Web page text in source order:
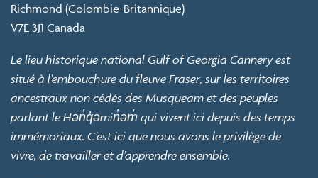
Richmond (Colombie-Britannique)
V7E 3J1 Canada
Le lieu historique national Gulf of Georgia Cannery est
situé à l’embouchure du fleuve Fraser, sur les territoires
ancestraux non cédés des Musqueam et des peuples
parlant le Hən̓q̓əmin̓əm̓ qui vivent ici depuis des temps
immémoriaux. C’est ici que nous avons le privilège de
vivre, de travailler et d’apprendre ensemble.